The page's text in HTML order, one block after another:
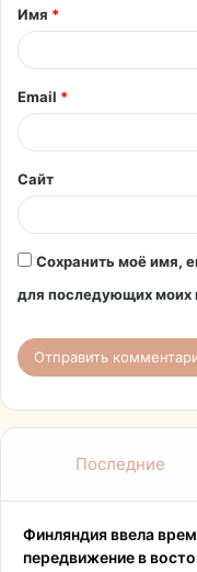
а
й
*
Имя *
Email *
Сайт
Сохранить моё имя,
для последующих моих
Последние
Финляндия ввела
передвижение в